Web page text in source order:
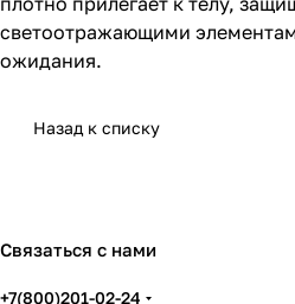
светоотражающими
ожидания.
Назад к списку
Связаться с нами
+7(800)201-02-24